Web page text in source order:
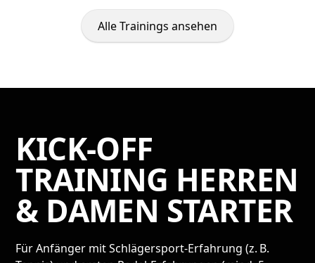
Alle Trainings ansehen
KICK-OFF
TRAINING HERREN
& DAMEN STARTER
Für Anfänger mit Schlägersport-Erfahrung (z. B.